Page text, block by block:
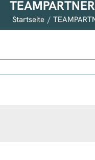
Startseite